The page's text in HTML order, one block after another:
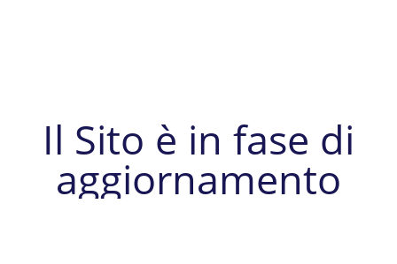
Il Sito è in fase di
aggiornamento